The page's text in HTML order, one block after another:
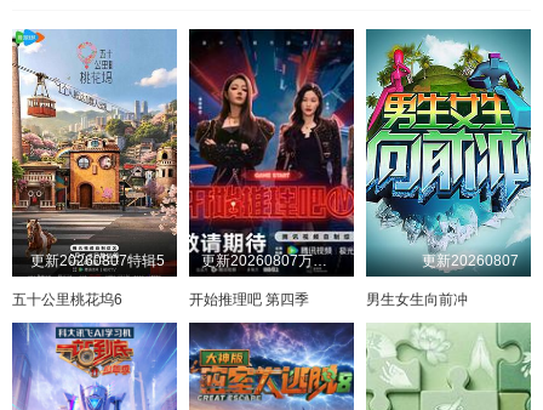
更新20260807特辑5
五十公里桃花坞6
更新20260807万事屋加更第9期
开始推理吧 第四季
更新20260807
男生女生向前冲